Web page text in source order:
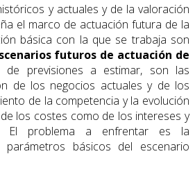
y actuales y de la valoración
el marco de actuación futura de la
básica con la que se trabaja son
futuros de actuación de
previsiones a estimar, son las
de los negocios actuales y de los
de la competencia y la evolución
los costes como de los intereses y
El problema a enfrentar es la
básicos del escenario